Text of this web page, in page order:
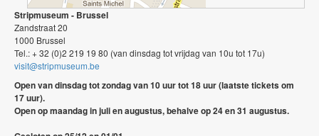
Stripmuseum - Brussel
Zandstraat 20
1000 Brussel
Tel.: + 32 (0)2 219 19 80 (van dinsdag tot vrijdag van 10u tot 17u)
visit@stripmuseum.be
Open van dinsdag tot zondag van 10 uur tot 18 uur (laatste tickets om
17 uur).
Open op maandag in juli en augustus, behalve op 24 en 31 augustus.